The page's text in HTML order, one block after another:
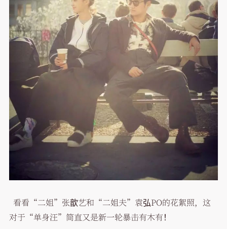
看看“二姐”张歆艺和“二姐夫”袁弘PO的花絮照，这
对于“单身汪”简直又是新一轮暴击有木有！